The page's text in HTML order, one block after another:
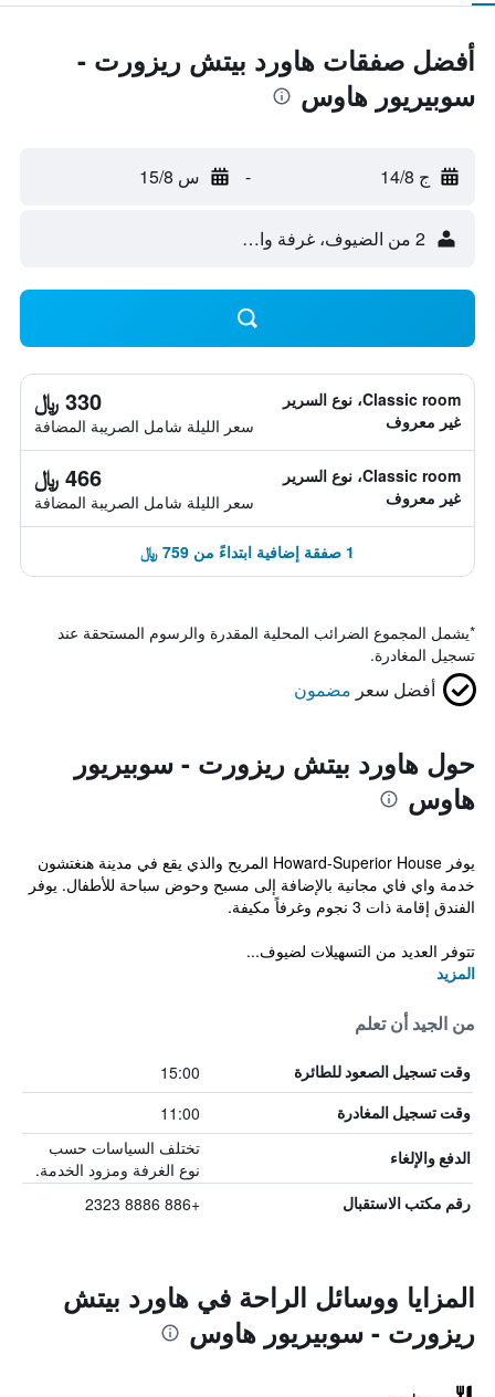
أفضل صفقات هاورد بيتش ريزورت -
سوبيريور هاوس
ج 14/8 - س 15/8
2 من الضيوف، غرفة واحدة
Classic room، نوع السرير
غير معروف
330 ﷼
سعر الليلة شامل الصريبة المضافة
Classic room، نوع السرير
غير معروف
466 ﷼
سعر الليلة شامل الصريبة المضافة
1 صفقة إضافية ابتداءً من 759 ﷼
*يشمل المجموع الضرائب المحلية المقدرة والرسوم المستحقة عند
تسجيل المغادرة.
أفضل سعر مضمون
حول هاورد بيتش ريزورت - سوبيريور
هاوس
يوفر Howard-Superior House المريح والذي يقع في مدينة هنغتشون
خدمة واي فاي مجانية بالإضافة إلى مسبح وحوض سباحة للأطفال. يوفر
الفندق إقامة ذات 3 نجوم وغرفاً مكيفة.
تتوفر العديد من التسهيلات لضيوف...
المزيد
من الجيد أن تعلم
وقت تسجيل الصعود للطائرة 15:00
وقت تسجيل المغادرة 11:00
الدفع والإلغاء
تختلف السياسات حسب
نوع الغرفة ومزود الخدمة.
رقم مكتب الاستقبال +886 8886 2323
المزايا ووسائل الراحة في هاورد بيتش
ريزورت - سوبيريور هاوس